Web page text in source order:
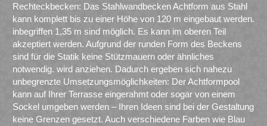
Rechteckbecken: Das Stahlwandbecken Achtform aus Stahl
kann komplett bis zu einer Höhe von 120 m eingebaut werden.
inbegriffen 1,35 m sind möglich. Es kann im oberen Teil
akzeptiert werden. Aufgrund der runden Form des Beckens
sind für die Statik keine Stützmauern oder ähnliches
notwendig. wird anziehen. Dadurch ergeben sich nahezu
unbegrenzte Umsetzungsmöglichkeiten: Der Achtformpool
kann auf Ihrer Terrasse eingerahmt oder sogar von einem
Sockel umgeben werden – Ihren Ideen sind bei der Gestaltung
keine Grenzen gesetzt. Auch verschiedene Farben wie Blau